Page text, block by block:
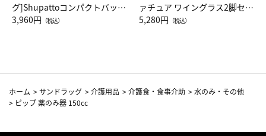
グ]Shupattoコンパクトバッグ
Drop JAL客室乗務員（LC）ス
3,960円 （税込）
ァチュア ワイングラス2脚セッ
ト（レッドワイン）
5,280円 （税込）
ホーム >サンドラッグ >介護用品 >介護食・食事介助 >水のみ・その他
> ピップ 薬のみ器 150cc